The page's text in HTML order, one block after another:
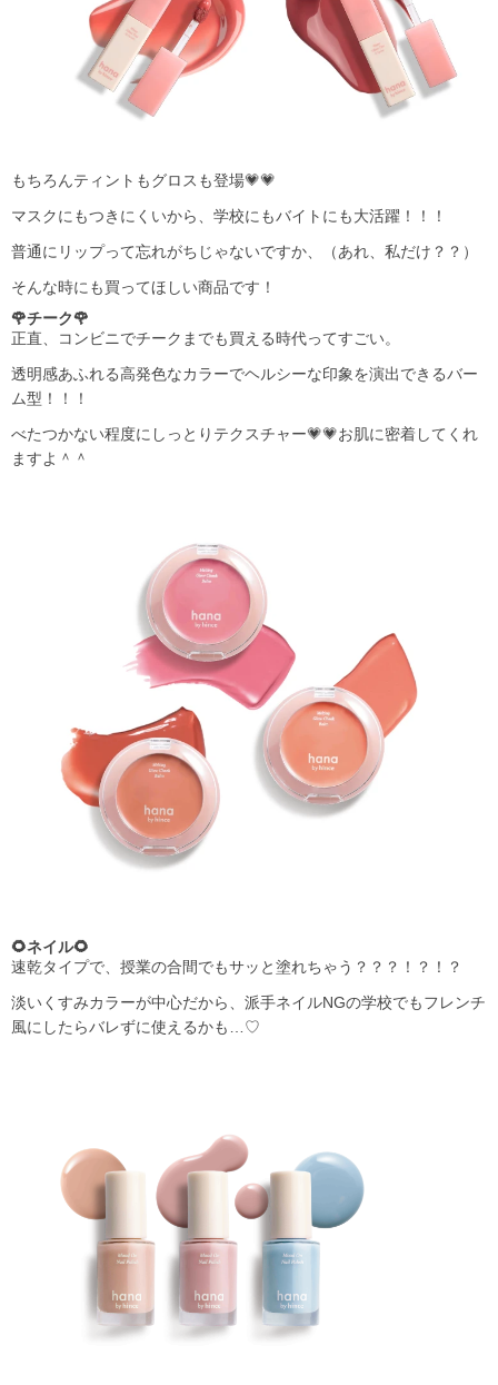
もちろんティントもグロスも登場💗💗
マスクにもつきにくいから、学校にもバイトにも大活躍！！！
普通にリップって忘れがちじゃないですか、（あれ、私だけ？？）
そんな時にも買ってほしい商品です！
🌹チーク🌹
正直、コンビニでチークまでも買える時代ってすごい。
透明感あふれる高発色なカラーでヘルシーな印象を演出できるバー
ム型！！！
べたつかない程度にしっとりテクスチャー💗💗お肌に密着してくれ
ますよ＾＾
🌻ネイル🌻
速乾タイプで、授業の合間でもサッと塗れちゃう？？？！？！？
淡いくすみカラーが中心だから、派手ネイルNGの学校でもフレンチ
風にしたらバレずに使えるかも…♡